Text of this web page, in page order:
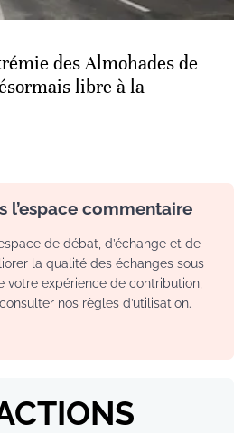
des Almohades de
libre à la
l’espace commentaire
de débat, d’échange et de
la qualité des échanges sous
votre expérience de contribution,
nos règles d’utilisation.